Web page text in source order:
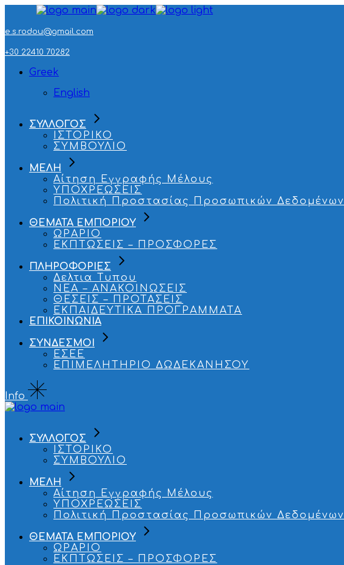
the
e.s.rodou@gmail.com
+30 22410 70282
Greek
English
ΣΥΛΛΟΓΟΣ
ΙΣΤΟΡΙΚΟ
ΣΥΜΒΟΥΛΙΟ
ΜΕΛΗ
Αίτηση Εγγραφής Μέλους
ΥΠΟΧΡΕΩΣΕΙΣ
Πολιτική Προστασίας Προσωπικών Δεδομένων
ΘΕΜΑΤΑ ΕΜΠΟΡΙΟΥ
ΩΡΑΡΙΟ
ΕΚΠΤΩΣΕΙΣ – ΠΡΟΣΦΟΡΕΣ
ΠΛΗΡΟΦΟΡΙΕΣ
Δελτια Τυπου
ΝΕΑ – ΑΝΑΚΟΙΝΩΣΕΙΣ
ΘΕΣΕΙΣ – ΠΡΟΤΑΣΕΙΣ
ΕΚΠΑΙΔΕΥΤΙΚΑ ΠΡΟΓΡΑΜΜΑΤΑ
ΕΠΙΚΟΙΝΩΝΙΑ
ΣΥΝΔΕΣΜΟΙ
ΕΣΕΕ
ΕΠΙΜΕΛΗΤΗΡΙΟ ΔΩΔΕΚΑΝΗΣΟΥ
Info
ΣΥΛΛΟΓΟΣ
ΙΣΤΟΡΙΚΟ
ΣΥΜΒΟΥΛΙΟ
ΜΕΛΗ
Αίτηση Εγγραφής Μέλους
ΥΠΟΧΡΕΩΣΕΙΣ
Πολιτική Προστασίας Προσωπικών Δεδομένων
ΘΕΜΑΤΑ ΕΜΠΟΡΙΟΥ
ΩΡΑΡΙΟ
ΕΚΠΤΩΣΕΙΣ – ΠΡΟΣΦΟΡΕΣ